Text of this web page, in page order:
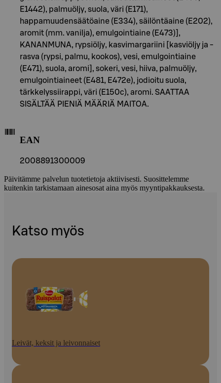
E1442), palmuöljy, suola, väri (E171),
happamuudensäätöaine (E334), säilöntäaine (E202),
aromit (mm. vanilja), emulgointiaine (E473)],
KANANMUNA, rypsiöljy, kasvimargariini [kasviöljy ja -
rasva (rypsi, palmu, kookos), vesi, emulgointiaine
(E471), suola, aromi], sokeri, vesi, hiiva, palmuöljy,
emulgointiaineet (E481, E472e), jodioitu suola,
tärkkelyssiirappi, väri (E150c), aromi. SAATTAA
SISÄLTÄÄ PIENIÄ MÄÄRIÄ MAITOA.
EAN
2008891300009
Päivitämme palvelun tuotetietoja aktiivisesti. Suosittelemme
kuitenkin tarkistamaan ainesosat aina myös myyntipakkauksesta.
Katso myös
Leivät, keksit ja leivonnaiset